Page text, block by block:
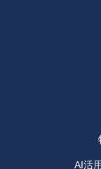
AI活